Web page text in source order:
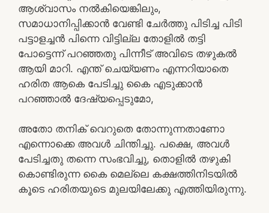
ആശ്വാസം നൽകിയെങ്കിലും,
സമാധാനിപ്പിക്കാൻ വേണ്ടി ചേർത്തു പിടിച്ച പിടി
പട്ടാളച്ചൻ പിന്നെ വിട്ടില്ല തോളിൽ തട്ടി
പോട്ടെന്ന് പറഞ്ഞതു പിന്നീട് അവിടെ തഴുകൽ
ആയി മാറി. എന്ത് ചെയ്യണം എന്നറിയാതെ
ഹരിത ആകെ പേടിച്ചു കൈ എടുക്കാൻ
പറഞ്ഞാൽ ദേഷ്യപ്പെടുമോ,
അതോ തനിക് വെറുതെ തോന്നുന്നതാണോ
എന്നൊക്കെ അവൾ ചിന്തിച്ചു. പക്ഷെ, അവൾ
പേടിച്ചതു തന്നെ സംഭവിച്ചു, തൊളിൽ തഴുകി
കൊണ്ടിരുന്ന കൈ മെല്ലെ കക്ഷത്തിനിടയിൽ
കൂടെ ഹരിതയുടെ മുലയിലേക്കു എത്തിയിരുന്നു.